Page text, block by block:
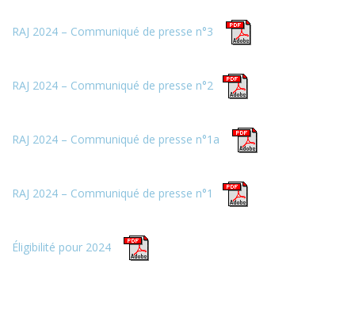
RAJ 2024 – Communiqué de presse n°3
RAJ 2024 – Communiqué de presse n°2
RAJ 2024 – Communiqué de presse n°1a
RAJ 2024 – Communiqué de presse n°1
Éligibilité pour 2024